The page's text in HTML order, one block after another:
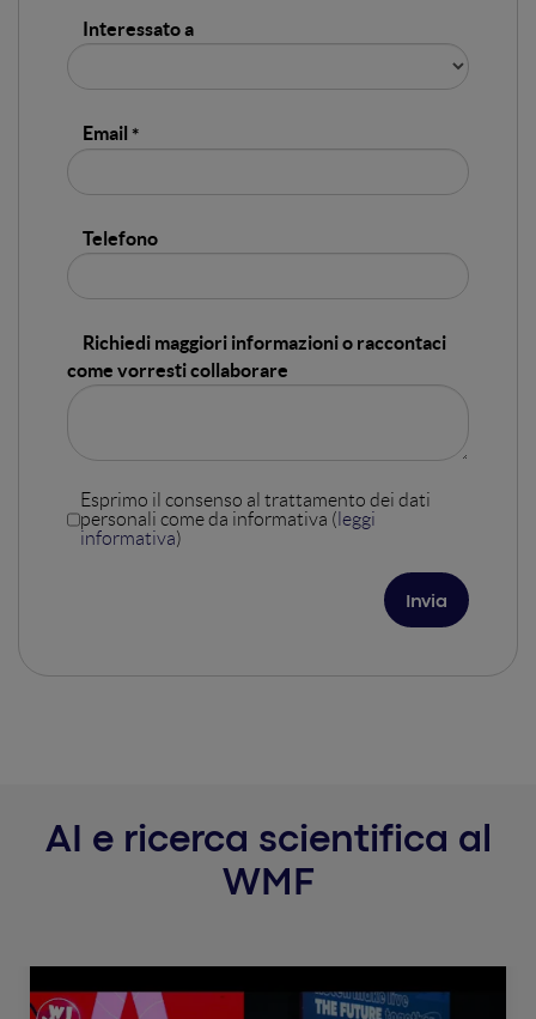
Interessato a
Email
Telefono
Richiedi maggiori informazioni o raccontaci
come vorresti collaborare
Esprimo il consenso al trattamento dei dati
personali come da informativa ( leggi
informativa)
AI e ricerca scientifica al
WMF